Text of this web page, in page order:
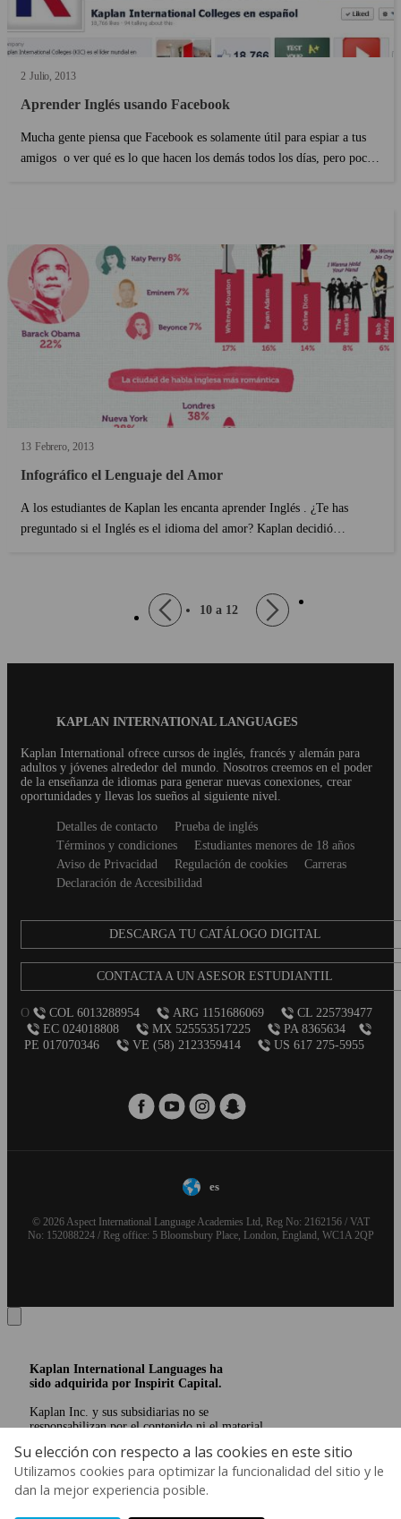
Su elección con respecto a las cookies en este sitio
Utilizamos cookies para optimizar la funcionalidad del sitio y le
dan la mejor experiencia posible.
2 Julio 2013
Aprender Inglés usando Facebook
Mucha gente piensa que Facebook es solamente útil para espiar a tus
amigos o ver qué es lo que hacen los demás todos los días, pero pocos
13 Febrero 2013
Infográfico el Lenguaje del Amor
A los estudiantes de Kaplan les encanta aprender Inglés . ¿Te has
preguntado si el Inglés es el idioma del amor? Kaplan decidió
Paginación
Página
anterior
10 a 12Siguiente
página
KAPLAN INTERNATIONAL LANGUAGES
Kaplan International ofrece cursos de inglés, francés y alemán para
adultos y jóvenes alrededor del mundo. Nosotros creemos en el poder
de la enseñanza de idiomas para generar nuevas conexiones, crear
oportunidades y llevas los sueños al siguiente nivel.
SecondaryDetalles de contacto
Prueba de inglés
Términos y condiciones
Estudiantes menores de 18 años
Aviso de Privacidad
Regulación de cookies
Carreras
Declaración de Accesibilidad
DESCARGA TU CATÁLOGO DIGITAL
CONTACTA A UN ASESOR ESTUDIANTIL
O COL 6013288954 ARG 1151686069
CL 225739477
EC 024018808
MX 525553517225
PA 8365634
PE 017070346
VE (58) 2123359414 US 617 275-5955
es
© 2026 Aspect International Language Academies Ltd, Reg No: 2162156 / VAT
No: 152088224 / Reg office: 5 Bloomsbury Place, London, England, WC1A 2QP
Kaplan International Languages ha
sido adquirida por Inspirit Capital.
Kaplan Inc. y sus subsidiarias no se
responsabilizan por el contenido ni el material
INTERNATIONAL LANGUAGES se realiza
bajo una licencia transitoria de Kaplan, Inc.
Saber más